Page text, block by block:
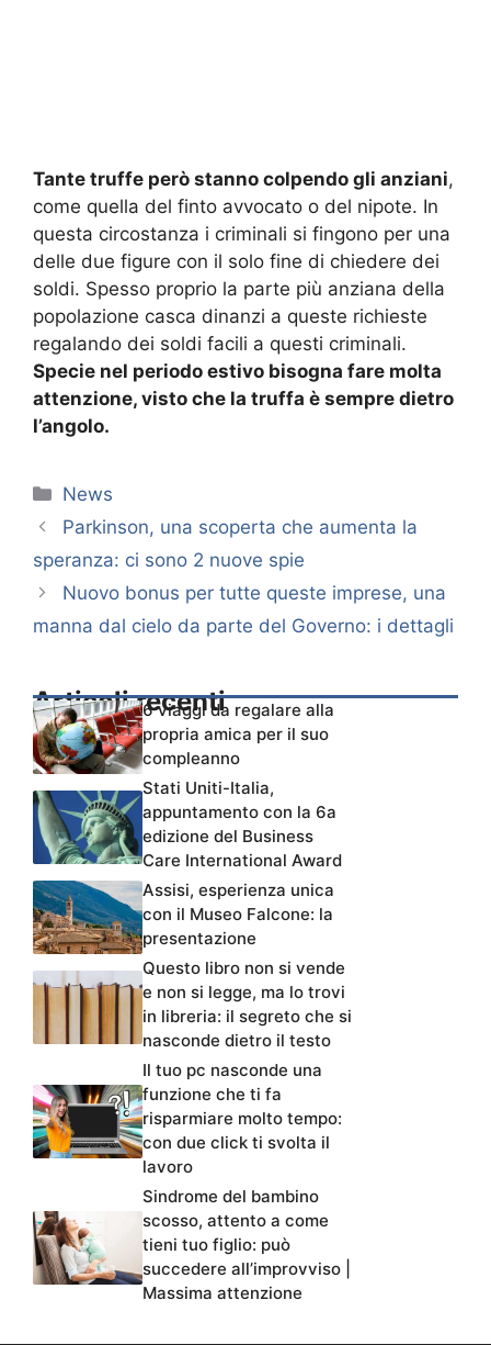
Tante truffe però stanno colpendo gli anziani,
come quella del finto avvocato o del nipote. In
questa circostanza i criminali si fingono per una
delle due figure con il solo fine di chiedere dei
soldi. Spesso proprio la parte più anziana della
popolazione casca dinanzi a queste richieste
regalando dei soldi facili a questi criminali.
Specie nel periodo estivo bisogna fare molta
attenzione, visto che la truffa è sempre dietro
l’angolo.
Categorie
News
Parkinson, una scoperta che aumenta la
speranza: ci sono 2 nuove spie
Nuovo bonus per tutte queste imprese, una
manna dal cielo da parte del Governo: i dettagli
Articoli recenti6 viaggi da regalare alla
propria amica per il suo
compleanno
Stati Uniti-Italia,
appuntamento con la 6a
edizione del Business
Care International Award
Assisi, esperienza unica
con il Museo Falcone: la
presentazione
Questo libro non si vende
e non si legge, ma lo trovi
in libreria: il segreto che si
nasconde dietro il testo
Il tuo pc nasconde una
funzione che ti fa
risparmiare molto tempo:
con due click ti svolta il
lavoro
Sindrome del bambino
scosso, attento a come
tieni tuo figlio: può
succedere all’improvviso |
Massima attenzione